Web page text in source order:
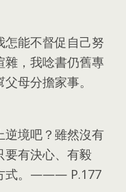
怎能不督促自己努
雜 ， 我唸書仍舊專
父母分擔家事。
逆境吧？雖然沒有
要有決心、 有毅
式。——— P.177